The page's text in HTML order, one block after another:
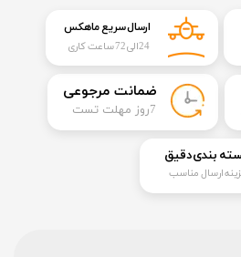
​ضمانت مرجوعی
​7روز مهلت تست
ارسال سریع ماهکس
24الی72 ساعت کاری
بندی دقیق​​​​​​​
ارسال مناسب